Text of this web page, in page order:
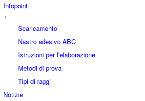
Infopoint
+
Scaricamento
Nastro adesivo ABC
Istruzioni per l’elaborazione
Metodi di prova
Tipi di raggi
Notizie